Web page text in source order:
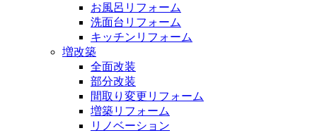
お風呂リフォーム
洗面台リフォーム
キッチンリフォーム
増改築
全面改装
部分改装
間取り変更リフォーム
増築リフォーム
リノベーション